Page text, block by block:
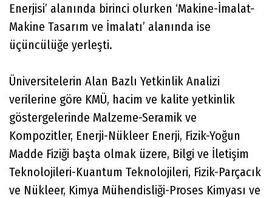
Enerjisi’ alanında birinci olurken ‘Makine-İmalat-
Makine Tasarım ve İmalatı’ alanında ise
üçüncülüğe yerleşti.
Üniversitelerin Alan Bazlı Yetkinlik Analizi
verilerine göre KMÜ, hacim ve kalite yetkinlik
göstergelerinde Malzeme-Seramik ve
Kompozitler, Enerji-Nükleer Enerji, Fizik-Yoğun
Madde Fiziği başta olmak üzere, Bilgi ve İletişim
Teknolojileri-Kuantum Teknolojileri, Fizik-Parçacık
ve Nükleer, Kimya Mühendisliği-Proses Kimyası ve